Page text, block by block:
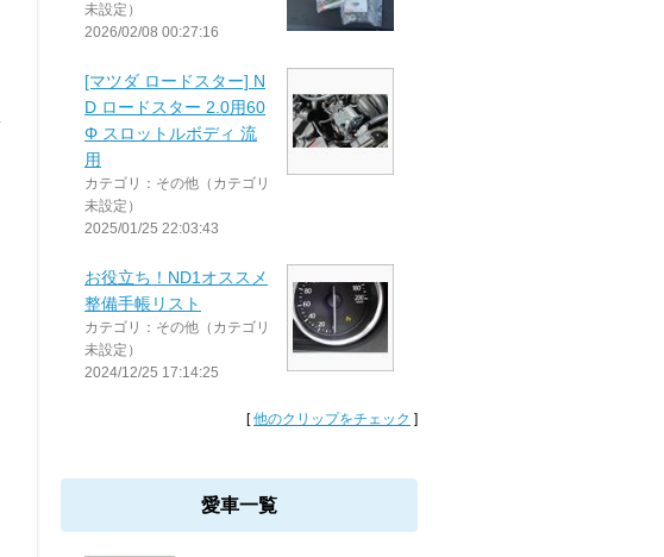
未設定）
2026/02/08 00:27:16
[マツダ ロードスター] N
D ロードスター 2.0用60
Φ スロットルボディ 流
用
カテゴリ：その他（カテゴリ
未設定）
2025/01/25 22:03:43
お役立ち！ND1オススメ
整備手帳リスト
カテゴリ：その他（カテゴリ
未設定）
2024/12/25 17:14:25
[他のクリップをチェック ]
愛車一覧